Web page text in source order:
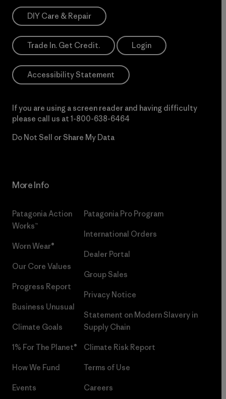
DIY Care & Repair
Trade In. Get Credit. Login
Accessibility Statement
If you are using a screen reader and having difficulty
please call us at 1-800-638-6464
Do Not Sell or Share My Data
More Info
Patagonia Action
Works™
Worn Wear®
Our Core Values
Progress Report
Business Unusual
Climate Goals
1% For The Planet®
How We Fund
Events
Patagonia Pro Program
International Orders
Dealer Portal
Group Sales
Privacy Notice
Statement on Modern Slavery in
Supply Chain
Climate Risk Report
Terms of Use
Careers